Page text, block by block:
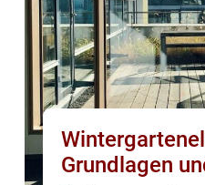
Grundlagen